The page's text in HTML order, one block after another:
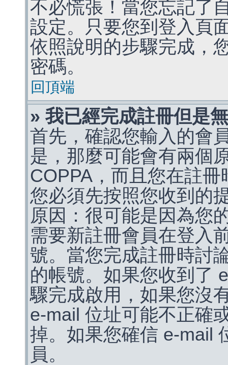
不必慌張！當您忘記了
設定。只要您到登入頁
依照說明的步驟完成，
密碼。
回頂端
» 我已經完成註冊但是
首先，確認您輸入的會
是，那麼可能會有兩個
COPPA，而且您在註
您必須先按照您收到的
原因：很可能是因為您
需要新註冊會員在登入
號。當您完成註冊時討
的帳號。如果您收到了
驟完成啟用，如果您沒
e-mail 位址可能不正確
掉。如果您確信 e-mail
員。